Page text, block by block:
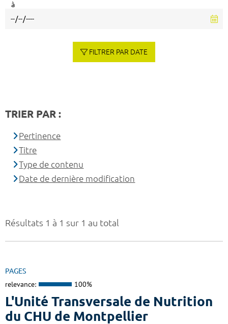
Résultats 1 à 1 sur 1 au total
PAGES
relevance: 100%
L'Unité Transversale de Nutrition
du CHU de Montpellier
à
FILTRER PAR DATE
TRIER PAR :
Pertinence
Titre
Type de contenu
Date de dernière modification